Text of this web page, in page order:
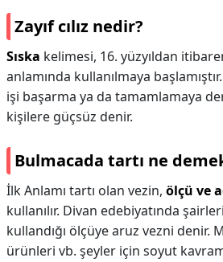
Zayıf cılız nedir?
Sıska kelimesi, 16. yüzyıldan
anlamında kullanılmaya
işi başarma ya da tamamlamaya
kişilere güçsüz denir.
Bulmacada tartı ne
İlk Anlamı tartı olan vezin, ölçü ve
kullanılır. Divan edebiyatında
kullandığı ölçüye aruz vezni denir.
ürünleri vb. şeyler için soyut